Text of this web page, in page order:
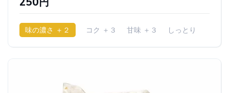
味の濃さ ＋２ コク ＋３ 甘味 ＋３ しっとり